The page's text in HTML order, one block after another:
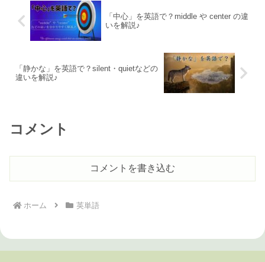
「中心」を英語で？middle や center の違
いを解説♪
「静かな」を英語で？silent・quietなどの
違いを解説♪
コメント
コメントを書き込む
ホーム 英単語